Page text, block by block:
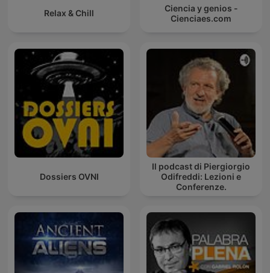
Relax & Chill
Ciencia y genios -
Cienciaes.com
Dossiers OVNI
Il podcast di Piergiorgio
Odifreddi: Lezioni e
Conferenze.